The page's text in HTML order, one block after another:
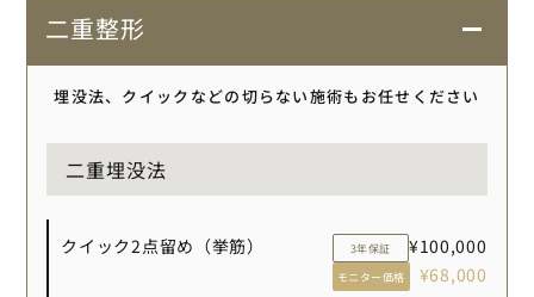
二重整形
埋没法、クイックなどの切らない施術もお任せください
二重埋没法
クイック2点留め（挙筋） 3年保証 ¥100,000
モニター価格 ¥68,000